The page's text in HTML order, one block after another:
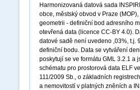
Harmonizovaná datová sada
obce, městský obvod v Praze
geometrii - definiční bod adresního
otevřená data (licence CC-BY 4.0).
datové sadě není uvedeno ,03%, t.j.
definiční bodu. Data se vytváření
poskytují se ve formátu GML 3.2.1 a
schématu pro prostorová data ELF
111/2009 Sb., o základních
a nemovitostí v platných zněních a